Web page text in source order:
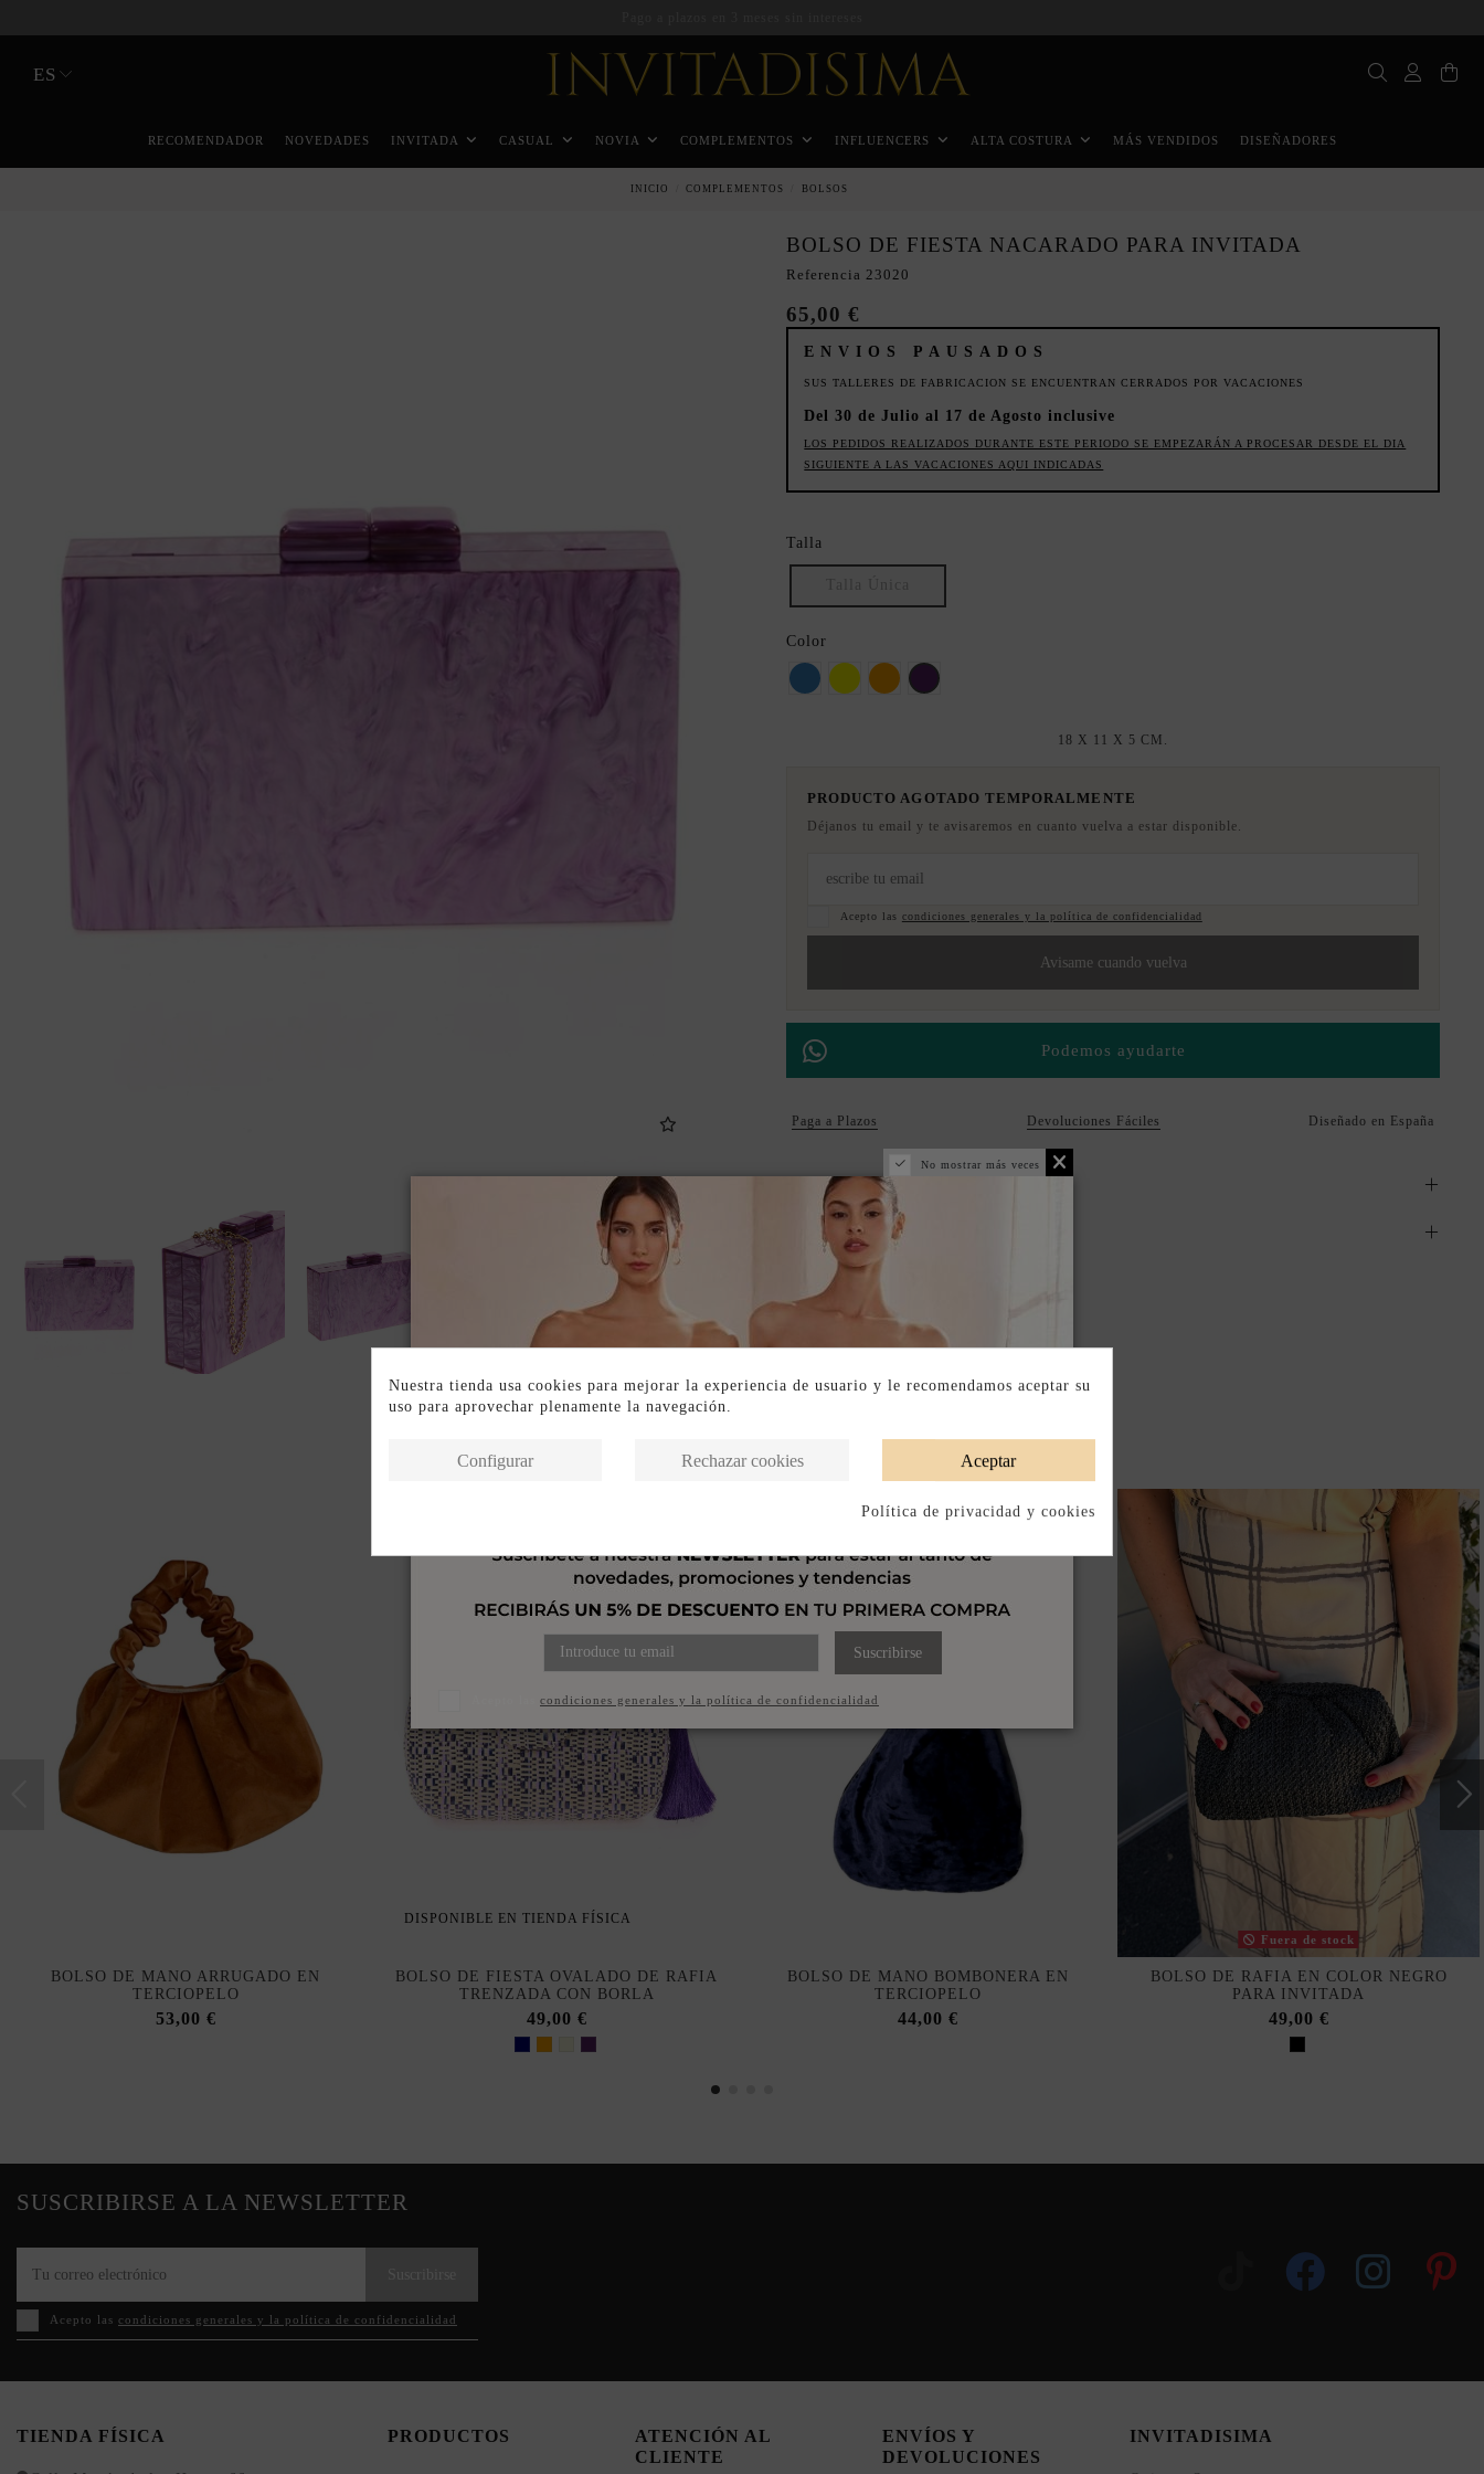
ES
RECOMENDADOR NOVEDADES INVITADA CASUAL NOVIA COMPLEMENTOS INFLUENCERS ALTA COSTURA MÁS VENDIDOS DISEÑADORES
INICIO COMPLEMENTOS BOLSOS
BOLSO DE FIESTA NACARADO PARA INVITADA
Referencia 23020
65,00 €
ENVIOS PAUSADOS
SUS TALLERES DE FABRICACION SE ENCUENTRAN CERRADOS POR VACACIONES
Del 30 de Julio al 17 de Agosto inclusive
LOS PEDIDOS REALIZADOS DURANTE ESTE PERIODO SE EMPEZARÁN A PROCESAR DESDE EL DIA
SIGUIENTE A LAS VACACIONES AQUI INDICADAS
Talla
Color
AZUL AmarilloNaranjaMorado
18 X 11 X 5 CM.
PRODUCTO AGOTADO TEMPORALMENTE
Déjanos tu email y te avisaremos en cuanto vuelva a estar disponible.
Acepto las condiciones generales y la política de confidencialidad
Avisame cuando vuelva
Podemos ayudarte
Paga a Plazos Devoluciones Fáciles Diseñado en España
DESCRIPCIÓN CORTA
DESCRIPCIÓN
Productos en la misma categoría
BOLSO DE MANO ARRUGADO EN
TERCIOPELO
53,00 €
DISPONIBLE EN TIENDA FÍSICA
BOLSO DE FIESTA OVALADO DE RAFIA
TRENZADA CON BORLA
49,00 €
BOLSO DE MANO BOMBONERA EN
TERCIOPELO
44,00 €
Fuera de stock
BOLSO DE RAFIA EN COLOR NEGRO
PARA INVITADA
49,00 €
SUSCRIBIRSE A LA NEWSLETTER
Acepto las condiciones generales y la política de confidencialidad
TIENDA FÍSICA PRODUCTOS
ATENCIÓN AL
CLIENTE
ENVÍOS Y
DEVOLUCIONES
INVITADISIMA
No mostrar más veces
Suscribirse
condiciones generales y la política de confidencialidad
Nuestra tienda usa cookies para mejorar la experiencia de usuario y le recomendamos aceptar su
uso para aprovechar plenamente la navegación.
Aceptar
Rechazar cookies
Configurar
Política de privacidad y cookies